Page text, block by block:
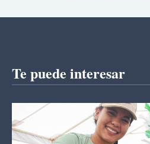
Te puede interesar